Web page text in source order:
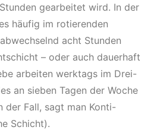
gearbeitet wird. In der
häufig im rotierenden
acht Stunden
– oder auch dauerhaft
arbeiten werktags im Drei-
an sieben Tagen der Woche
der Fall, sagt man Konti-
Schicht).